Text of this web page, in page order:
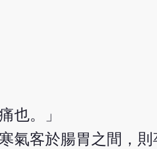
也。」
氣客於腸胃之間，則